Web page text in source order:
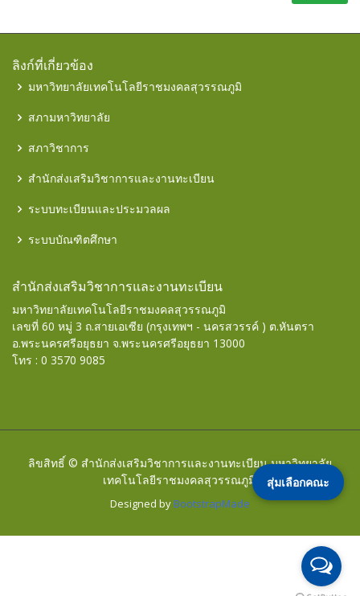
ลิงก์ที่เกี่ยวข้อง
มหาวิทยาลัยเทคโนโลยีราชมงคลสุวรรณภูมิ
สภามหาวิทยาลัย
สภาวิชาการ
สำนักส่งเสริมวิชาการและงานทะเบียน
ระบบทะเบียนและประมวลผล
ระบบบัณฑิตศึกษา
สำนักส่งเสริมวิชาการและงานทะเบียน
มหาวิทยาลัยเทคโนโลยีราชมงคลสุวรรณภูมิ
เลขที่ 60 หมู่ 3 ถ.สายเอเซีย (กรุงเทพฯ - นครสวรรค์ ) ต.หันตรา
อ.พระนครศรีอยุธยา จ.พระนครศรีอยุธยา 13000
โทร : 0 3570 9085
ลิขสิทธิ์ © สำนักส่งเสริมวิชาการและงานทะเบียน มหาวิทยาลัย
เทคโนโลยีราชมงคลสุวรรณภูมิ.
Designed byBootstrapMade
สุ่มเลือกคณะ